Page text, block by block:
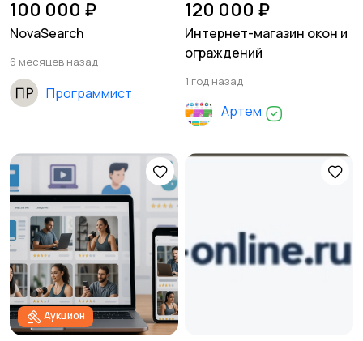
100 000 ₽
NovaSearch
6 месяцев назад
Программист
120 000 ₽
Интернет-магазин окон и
ограждений
1 год назад
Артем
Аукцион